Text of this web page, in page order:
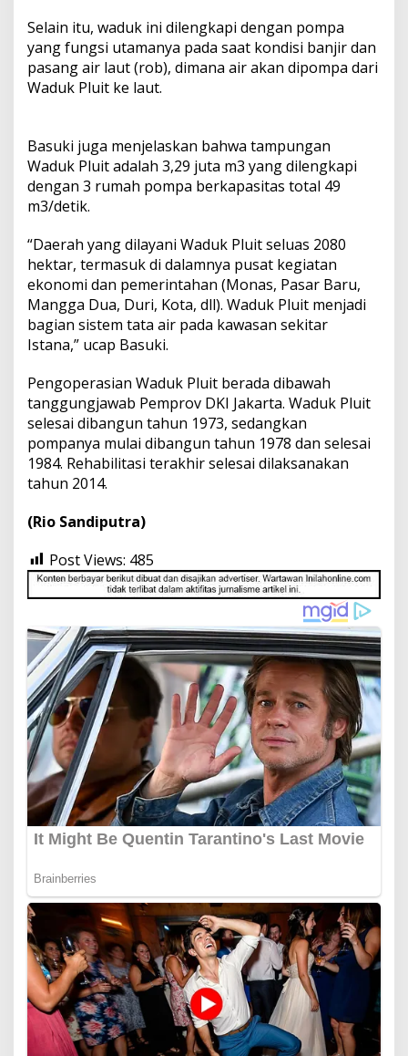
Selain itu, waduk ini dilengkapi dengan pompa
yang fungsi utamanya pada saat kondisi banjir dan
pasang air laut (rob), dimana air akan dipompa dari
Waduk Pluit ke laut.
Basuki juga menjelaskan bahwa tampungan
Waduk Pluit adalah 3,29 juta m3 yang dilengkapi
dengan 3 rumah pompa berkapasitas total 49
m3/detik.
“Daerah yang dilayani Waduk Pluit seluas 2080
hektar, termasuk di dalamnya pusat kegiatan
ekonomi dan pemerintahan (Monas, Pasar Baru,
Mangga Dua, Duri, Kota, dll). Waduk Pluit menjadi
bagian sistem tata air pada kawasan sekitar
Istana,” ucap Basuki.
Pengoperasian Waduk Pluit berada dibawah
tanggungjawab Pemprov DKI Jakarta. Waduk Pluit
selesai dibangun tahun 1973, sedangkan
pompanya mulai dibangun tahun 1978 dan selesai
1984. Rehabilitasi terakhir selesai dilaksanakan
tahun 2014.
(Rio Sandiputra)
Post Views: 485